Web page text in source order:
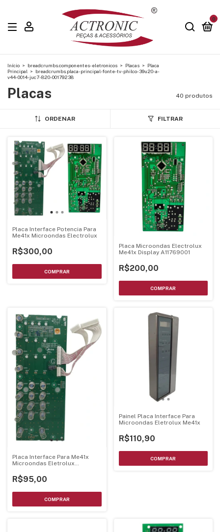
0
Início > breadcrumbs.componentes-eletronicos > Placas > Placa
Principal > breadcrumbs.placa-principal-fonte-tv-philco-39u20-a-
v44-0014-juc7-820-00179238
Placas 40 produtos
ORDENAR FILTRAR
Placa Interface Potencia Para
Me41x Microondas Electrolux
R$300,00
Placa Microondas Electrolux
Me41x Display A11769001
R$200,00
Placa Interface Para Me41x
Microondas Eletrolux
R$95,00
Painel Placa Interface Para
Microondas Eletrolux Me41x
R$110,90